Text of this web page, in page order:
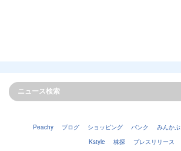
Peachy ブログ ショッピング バンク みんかぶ
Kstyle
株探 プレスリリース